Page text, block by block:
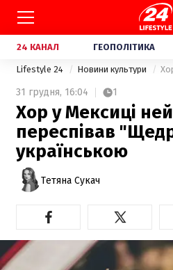
24 КАНАЛ ГЕОПОЛІТИКА
Lifestyle 24 Новини культури
31 грудня, 16:04 1
Хор у Мексиці
переспівав
українською
Тетяна Сукач